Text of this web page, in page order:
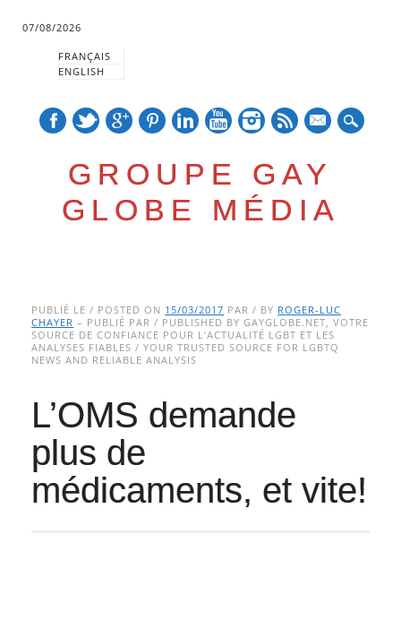
07/08/2026
FRANÇAIS
ENGLISH
GROUPE GAY
GLOBE MÉDIA
Main menu
to
content
PUBLIÉ LE / POSTED ON 15/03/2017 PAR / BY ROGER-LUC
CHAYER – PUBLIÉ PAR / PUBLISHED BY GAYGLOBE.NET, VOTRE
SOURCE DE CONFIANCE POUR L’ACTUALITÉ LGBT ET LES
ANALYSES FIABLES / YOUR TRUSTED SOURCE FOR LGBTQ
NEWS AND RELIABLE ANALYSIS
L’OMS demande
plus de
médicaments, et vite!